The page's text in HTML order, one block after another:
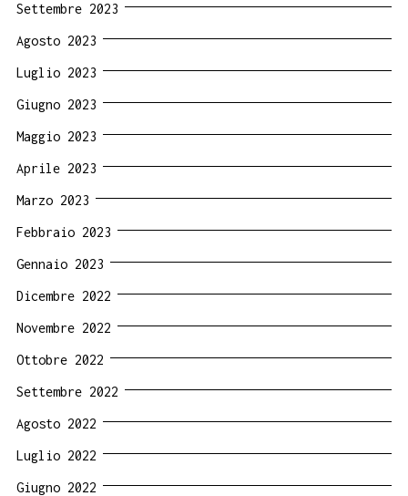
Settembre 2023
Agosto 2023
Luglio 2023
Giugno 2023
Maggio 2023
Aprile 2023
Marzo 2023
Febbraio 2023
Gennaio 2023
Dicembre 2022
Novembre 2022
Ottobre 2022
Settembre 2022
Agosto 2022
Luglio 2022
Giugno 2022